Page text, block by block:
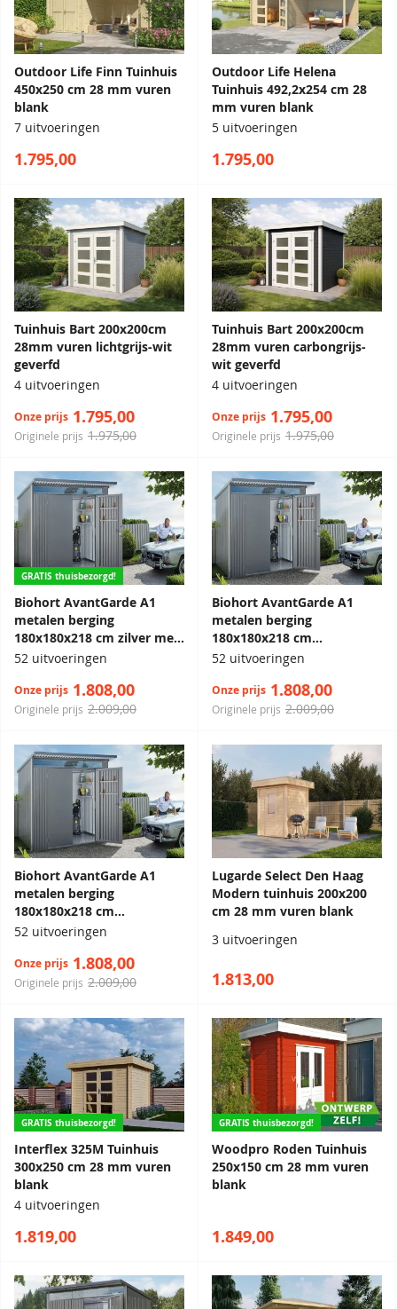
Outdoor Life Finn Tuinhuis
450x250 cm 28 mm vuren
blank
7 uitvoeringen
1.795,00
Outdoor Life Helena
Tuinhuis 492,2x254 cm 28
mm vuren blank
5 uitvoeringen
1.795,00
Tuinhuis Bart 200x200cm
28mm vuren lichtgrijs-wit
geverfd
4 uitvoeringen
Originele prijs 1.975,00
Onze prijs 1.795,00
Tuinhuis Bart 200x200cm
28mm vuren carbongrijs-
wit geverfd
4 uitvoeringen
Originele prijs 1.975,00
Onze prijs 1.795,00
GRATIS thuisbezorgd!
Biohort AvantGarde A1
metalen berging
180x180x218 cm zilver met
dubbele deur
52 uitvoeringen
Originele prijs 2.009,00
Onze prijs 1.808,00
Biohort AvantGarde A1
metalen berging
180x180x218 cm
donkergrijs met dubbele
52 uitvoeringen
Originele prijs 2.009,00
Onze prijs 1.808,00
Biohort AvantGarde A1
metalen berging
180x180x218 cm
kwartsgrijs met dubbele
52 uitvoeringen
Originele prijs 2.009,00
Onze prijs 1.808,00
Lugarde Select Den Haag
Modern tuinhuis 200x200
cm 28 mm vuren blank
3 uitvoeringen
1.813,00
GRATIS thuisbezorgd!
Interflex 325M Tuinhuis
300x250 cm 28 mm vuren
blank
4 uitvoeringen
1.819,00
GRATIS thuisbezorgd!
Woodpro Roden Tuinhuis
250x150 cm 28 mm vuren
blank
1.849,00